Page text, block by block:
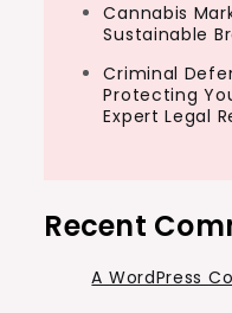
Cannabis
Sustainable
Criminal
Protecting
Expert Legal
Recent
A WordPress